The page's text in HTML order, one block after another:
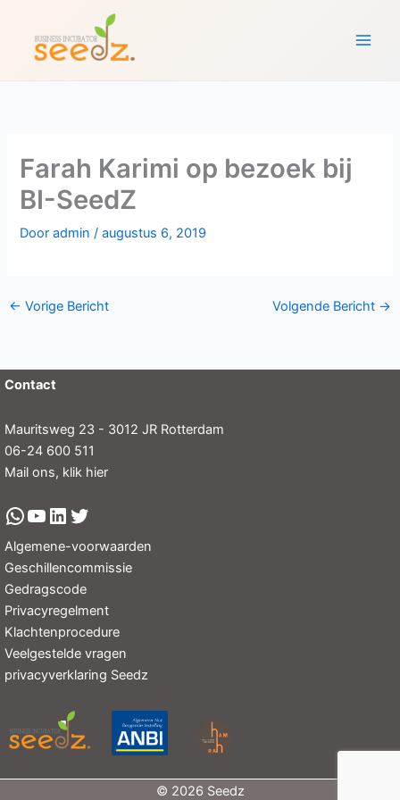
Farah Karimi op bezoek bij
BI-SeedZ
Dooradmin/augustus 6, 2019
← Vorige Bericht Volgende Bericht →
Contact
Mauritsweg 23 - 3012 JR Rotterdam
06-24 600 511
Mail ons, klik hier
Algemene-voorwaarden
Geschillencommissie
Gedragscode
Privacyregelment
Klachtenprocedure
Veelgestelde vragen
privacyverklaring Seedz
© 2026 Seedz